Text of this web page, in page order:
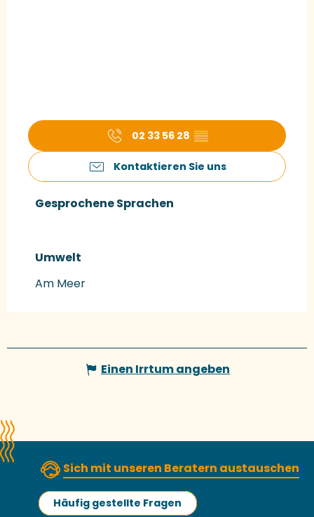
02 33 56 28 ▒▒
Kontaktieren Sie uns
Gesprochene Sprachen
Gesprochene Sprachen
Umwelt
Umwelt
Am Meer
Einen Irrtum angeben
Sich mit unseren Beratern austauschen
Häufig gestellte Fragen